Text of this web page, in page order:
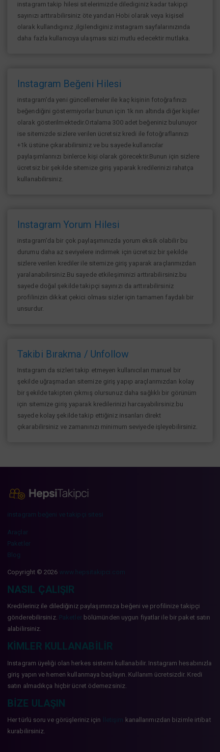
instagram takip hilesi sitelerimizde dilediginiz kadar takipçi
sayınızı arttırabilirsiniz öte yandan Hobi olarak veya kişisel
olarak kullandıgınız ,ilgilendiginiz instagram sayfalarınızında
daha fazla kullanıcıya ulaşması sizi mutlu edecektir mutlaka.
Instagram Beğeni Hilesi
instagram'da yeni güncellemeler ile kaç kişinin fotoğrafınızı
beğendiğini göstermiyorlar bunun için 1k nın altında diğer kişiler
olarak gösterilmektedir.Ortalama 300 adet beğeniniz bulunuyor
ise sitemizde sizlere verilen ücretsiz kredi ile fotoğraflarınızı
+1k üstüne çıkarabilirsiniz ve bu sayede kullanıcılar
paylaşımlarınızı binlerce kişi olarak görecektir.Bunun için sizlere
ücretsiz bir şekilde sitemize giriş yaparak kredilerinizi rahatça
kullanabilirsiniz.
Instagram Yorum Hilesi
instagram'da bir çok paylaşımınızda yorum eksik olabilir bu
durumu daha az seviyelere indirmek için ücretsiz bir şekilde
sizlere verilen krediler ile sitemize giriş yaparak araçlarımızdan
yaralanabilirsiniz.Bu sayede etkileşiminizi arttırabilirsiniz.bu
sayede doğal şekilde takipçi sayınızı da arttırabilirsiniz
profilinizin dikkat çekici olması sizler için tamamen faydalı bir
unsurdur.
Takibi Bırakma / Unfollow
Instagram da sizleri takip etmeyen kullanıcıları manuel bir
şekilde uğraşmadan sitemize giriş yapıp araçlarımızdan kolay
bir şekilde takipten çıkmış olursunuz daha sağlıklı bir görünüm
için sitemize giriş yaparak kredilerinizi harcayabilirsiniz.bu
sayede kolay şekilde takip ettiğiniz insanları direkt
çıkarabilirsiniz ve zamanınızı minimum seviyede işleyebilirsiniz.
instagram beğeni ve takipçi sitesi
Araçlar
Paketler
Blog
Copyright © 2026 www.hepsitakipci.com
NASIL ÇALIŞIR
Kredileriniz ile dilediğiniz paylaşımınıza beğeni ve profilinize takipçi
gönderebilirsiniz. Paketler bölümünden uygun fiyatlar ile bir paket satın
alabilirsiniz.
KIMLER KULLANABILIR
Instagram üyeliği olan herkes sistemi kullanabilir. Instagram hesabınızla
giriş yapın ve hemen kullanmaya başlayın. Kullanım ücretsizdir. Kredi
satın almadıkça hiçbir ücret ödemezsiniz.
BIZE ULAŞIN
Her türlü soru ve görüşleriniz için
kanallarımızdan bizimle irtibat
kurabilirsiniz.